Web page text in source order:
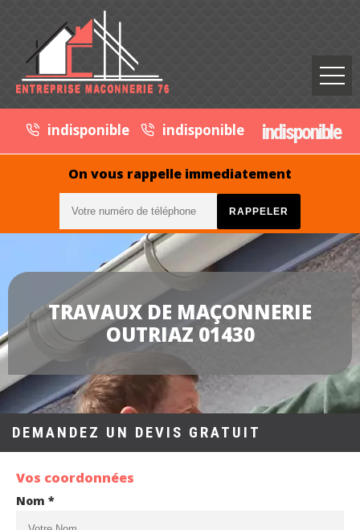
indisponible indisponible indisponible
On vous rappelle immediatement
TRAVAUX DE MAÇONNERIE
OUTRIAZ 01430
DEMANDEZ UN DEVIS GRATUIT
Vos coordonnées
Nom *